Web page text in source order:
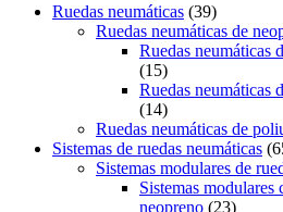
Ruedas neumáticas (39)
Ruedas neumáticas de
Ruedas neumáticas
(15)
Ruedas neumáticas
(14)
Ruedas neumáticas de
Sistemas de ruedas neumáticas
Sistemas modulares de
Sistemas modulares
neopreno (23)